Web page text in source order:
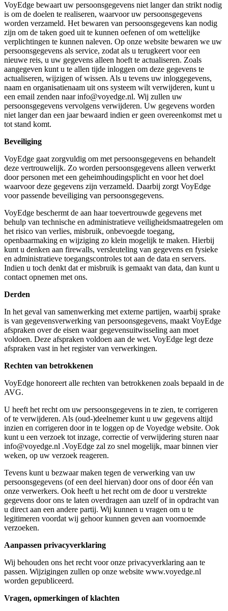
VoyEdge bewaart uw persoonsgegevens niet langer dan strikt nodig
is om de doelen te realiseren, waarvoor uw persoonsgegevens
worden verzameld. Het bewaren van persoonsgegevens kan nodig
zijn om de taken goed uit te kunnen oefenen of om wettelijke
verplichtingen te kunnen naleven. Op onze website bewaren we uw
persoonsgegevens als service, zodat als u terugkeert voor een
nieuwe reis, u uw gegevens alleen hoeft te actualiseren. Zoals
aangegeven kunt u te allen tijde inloggen om deze gegevens te
actualiseren, wijzigen of wissen. Als u tevens uw inloggegevens,
naam en organisatienaam uit ons systeem wilt verwijderen, kunt u
een email zenden naar info@voyedge.nl. Wij zullen uw
persoonsgegevens vervolgens verwijderen. Uw gegevens worden
niet langer dan een jaar bewaard indien er geen overeenkomst met u
tot stand komt.
Beveiliging
VoyEdge gaat zorgvuldig om met persoonsgegevens en behandelt
deze vertrouwelijk. Zo worden persoonsgegevens alleen verwerkt
door personen met een geheimhoudingsplicht en voor het doel
waarvoor deze gegevens zijn verzameld. Daarbij zorgt VoyEdge
voor passende beveiliging van persoonsgegevens.
VoyEdge beschermt de aan haar toevertrouwde gegevens met
behulp van technische en administratieve veiligheidsmaatregelen om
het risico van verlies, misbruik, onbevoegde toegang,
openbaarmaking en wijziging zo klein mogelijk te maken. Hierbij
kunt u denken aan firewalls, versleuteling van gegevens en fysieke
en administratieve toegangscontroles tot aan de data en servers.
Indien u toch denkt dat er misbruik is gemaakt van data, dan kunt u
contact opnemen met ons.
Derden
In het geval van samenwerking met externe partijen, waarbij sprake
is van gegevensverwerking van persoonsgegevens, maakt VoyEdge
afspraken over de eisen waar gegevensuitwisseling aan moet
voldoen. Deze afspraken voldoen aan de wet. VoyEdge legt deze
afspraken vast in het register van verwerkingen.
Rechten van betrokkenen
VoyEdge honoreert alle rechten van betrokkenen zoals bepaald in de
AVG.
U heeft het recht om uw persoonsgegevens in te zien, te corrigeren
of te verwijderen. Als (oud-)deelnemer kunt u uw gegevens altijd
inzien en corrigeren door in te loggen op de Voyedge website. Ook
kunt u een verzoek tot inzage, correctie of verwijdering sturen naar
info@voyedge.nl .VoyEdge zal zo snel mogelijk, maar binnen vier
weken, op uw verzoek reageren.
Tevens kunt u bezwaar maken tegen de verwerking van uw
persoonsgegevens (of een deel hiervan) door ons of door één van
onze verwerkers. Ook heeft u het recht om de door u verstrekte
gegevens door ons te laten overdragen aan uzelf of in opdracht van
u direct aan een andere partij. Wij kunnen u vragen om u te
legitimeren voordat wij gehoor kunnen geven aan voornoemde
verzoeken.
Aanpassen privacyverklaring
Wij behouden ons het recht voor onze privacyverklaring aan te
passen. Wijzigingen zullen op onze website www.voyedge.nl
worden gepubliceerd.
Vragen, opmerkingen of klachten